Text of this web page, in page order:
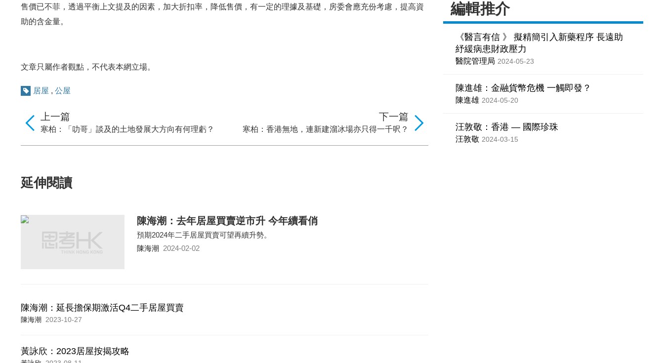
編輯推介
《醫言有信 》 擬精簡引入新藥程序 長遠助
紓緩病患財政壓力
醫院管理局 2024-05-23
陳進雄：金融貨幣危機 一觸即發？
陳進雄 2024-05-20
汪敦敬：香港 — 國際珍珠
汪敦敬 2024-03-15
售價已不菲，透過平衡上文提及的因素，加大折扣率，降低售價，有一定的理據及基礎，房委會應充份考慮，提高資
助的含金量。
文章只屬作者觀點，不代表本網立場。
居屋 , 公屋
下一篇
寒柏：香港無地，連新建溜冰場亦只得一千呎？
上一篇
寒柏：「叻哥」談及的土地發展大方向有何理虧？
延伸閱讀
陳海潮：去年居屋買賣逆市升 今年續看俏
預期2024年二手居屋買賣可望再續升勢。
陳海潮 2024-02-02
陳海潮：延長擔保期激活Q4二手居屋買賣
陳海潮 2023-10-27
黃詠欣：2023居屋按揭攻略